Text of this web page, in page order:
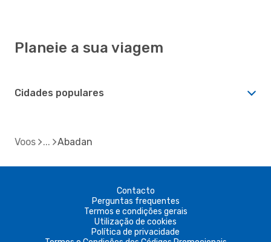
Planeie a sua viagem
Cidades populares
Voos Abadan
Contacto
Perguntas frequentes
Termos e condições gerais
Utilização de cookies
Política de privacidade